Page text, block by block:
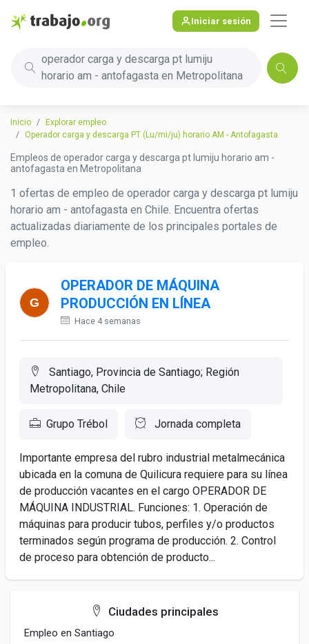
Iniciar sesión
operador carga y descarga pt lumiju
horario am - antofagasta en Metropolitana
Inicio
Explorar empleo
Operador carga y descarga PT (Lu/mi/ju) horario AM - Antofagasta
Empleos de operador carga y descarga pt lumiju horario am -
antofagasta en Metropolitana
1 ofertas de empleo de operador carga y descarga pt lumiju
horario am - antofagasta en Chile. Encuentra ofertas
actualizadas diariamente de los principales portales de
empleo.
OPERADOR DE MÁQUINA
PRODUCCIÓN EN LÍNEA
Hace 4 semanas
Santiago, Provincia de Santiago; Región
Metropolitana, Chile
Grupo Trébol Jornada completa
Importante empresa del rubro industrial metalmecánica
ubicada en la comuna de Quilicura requiere para su línea
de producción vacantes en el cargo OPERADOR DE
MÁQUINA INDUSTRIAL. Funciones: 1. Operación de
máquinas para producir tubos, perfiles y/o productos
terminados según programa de producción. 2. Control
de proceso para obtención de producto...
Ciudades principales
Empleo en Santiago